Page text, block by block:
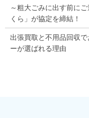
～粗大ごみに出す前に
くら」が協定を締結！
出張買取と不用品回収
ーが選ばれる理由